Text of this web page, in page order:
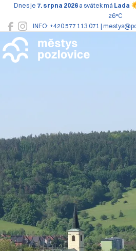
INFO: +420 577 113 071 |
Dnes je 7. srpna 2026 a svátek má Lada
26°C
Pozlovice